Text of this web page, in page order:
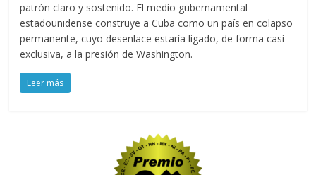
patrón claro y sostenido. El medio gubernamental
estadounidense construye a Cuba como un país en colapso
permanente, cuyo desenlace estaría ligado, de forma casi
exclusiva, a la presión de Washington.
Leer más